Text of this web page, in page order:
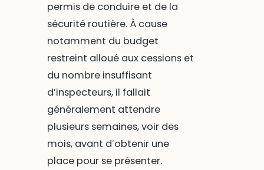
permis de conduire et de la
sécurité routière. À cause
notamment du budget
restreint alloué aux cessions et
du nombre insuffisant
d’inspecteurs, il fallait
généralement attendre
plusieurs semaines, voir des
mois, avant d’obtenir une
place pour se présenter.